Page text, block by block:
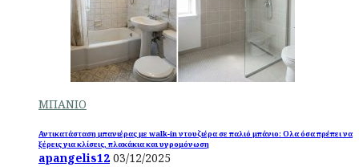
ΜΠΑΝΙΟ
Αντικατάσταση μπανιέρας με walk-in ντουζιέρα σε παλιό μπάνιο: Ολα όσα πρέπει να
ξέρεις για κλίσεις, πλακάκια και υγρομόνωση
apangelis12 03/12/2025